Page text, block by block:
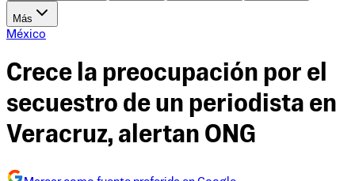
Más
México
Crece la preocupación por el
secuestro de un periodista en
Veracruz, alertan ONG